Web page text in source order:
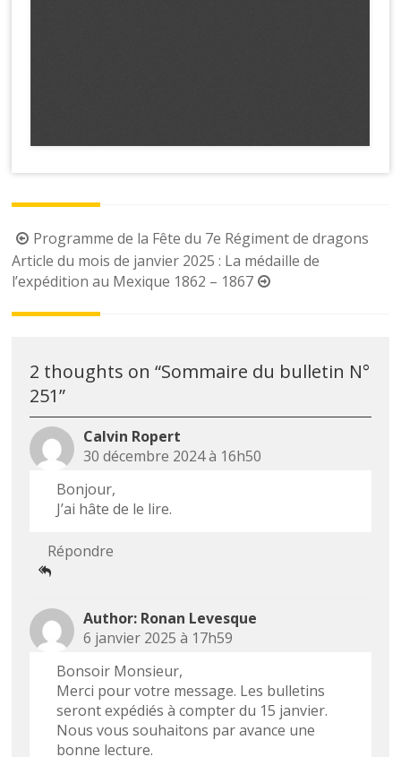
Post
navigation
Programme de la Fête du 7e Régiment de dragons
Article du mois de janvier 2025 : La médaille de
l’expédition au Mexique 1862 – 1867
2 thoughts on “Sommaire du bulletin N°
251”
Calvin Ropert
30 décembre 2024 à 16h50
Bonjour,
J’ai hâte de le lire.
Répondre
Ronan Levesque
6 janvier 2025 à 17h59
Bonsoir Monsieur,
Merci pour votre message. Les bulletins
seront expédiés à compter du 15 janvier.
Nous vous souhaitons par avance une
bonne lecture.